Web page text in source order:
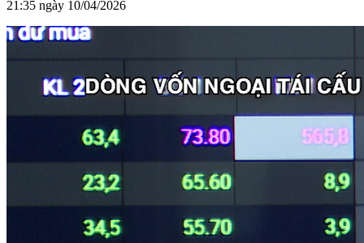
21:35 ngày 10/04/2026